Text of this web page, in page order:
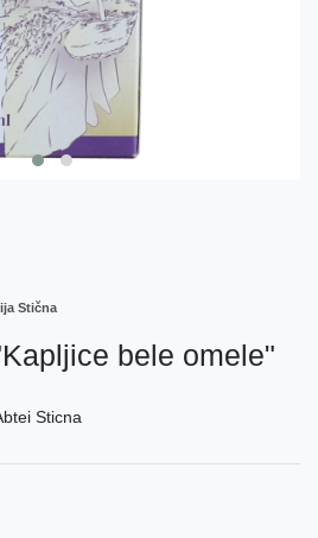
Stična
bele omele"
Sticna